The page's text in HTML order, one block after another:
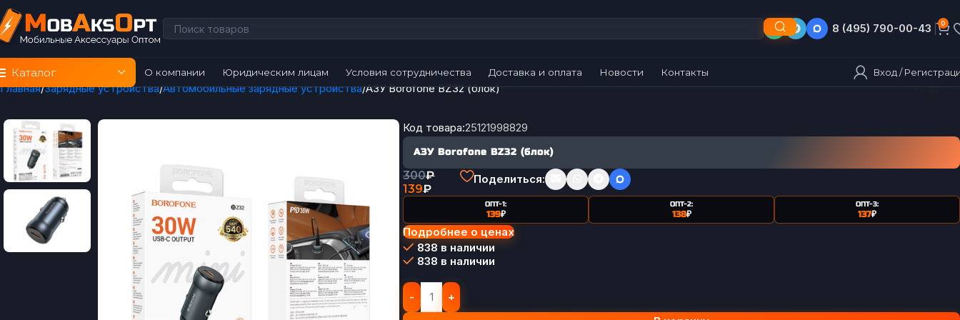
8 (495) 790-00-43 8 (903) 790-00-43 0
Каталог О компании Юридическим лицам Условия сотрудничества Доставка и оплата Новости Контакты Вход /
Главная Зарядные устройства Автомобильные зарядные устройства АЗУ Borofone BZ32 (блок)
Код товара:25121998829
АЗУ Borofone BZ32 (блок)
300₽
139₽
Поделиться:
ОПТ-1:
139₽
ОПТ-2:
138₽
ОПТ-3:
137₽
Подробнее о ценах
838 в наличии
838 в наличии